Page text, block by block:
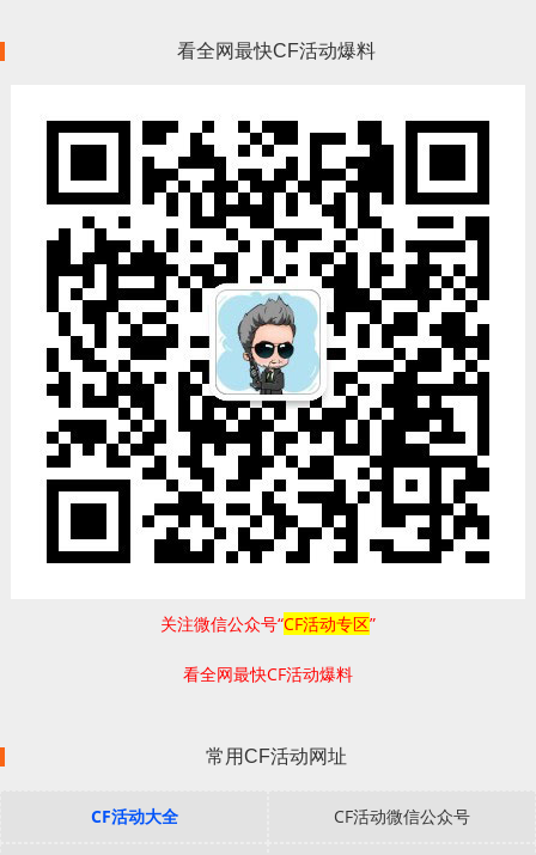
看全网最快CF活动爆料
关注微信公众号“CF活动专区”
看全网最快CF活动爆料
常用CF活动网址
CF活动大全 CF活动微信公众号